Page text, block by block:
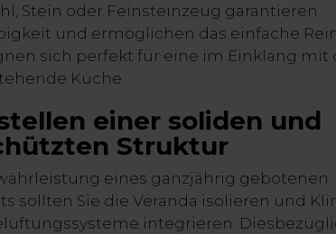
Stein oder Feinsteinzeug garantieren
und ermöglichen das einfache
sich perfekt für eine im Einklang mit
Küche.
einer soliden und
Struktur
eines ganzjährig gebotenen
sollten Sie die Veranda isolieren und
integrieren.